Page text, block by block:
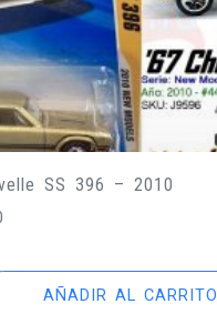
SS 396 – 2010
AÑADIR AL CARRITO